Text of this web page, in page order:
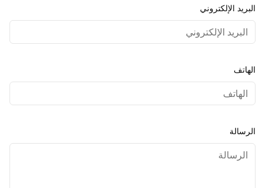
البريد الإلكتروني
الهاتف
الرسالة